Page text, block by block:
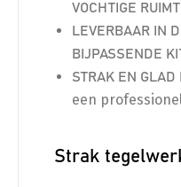
VOCHTIGE
LEVERBAAR IN
BIJPASSENDE
STRAK EN GLAD
een
Strak